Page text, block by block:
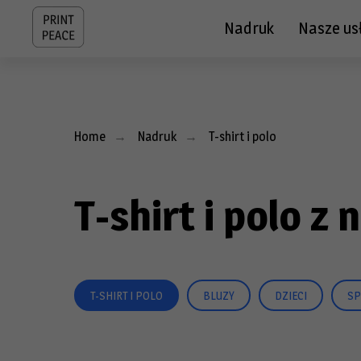
Nadruk Nasze
Home → Nadruk → T-shirt i polo
T-shirt i polo z
T-SHIRT I POLO BLUZY DZIECI